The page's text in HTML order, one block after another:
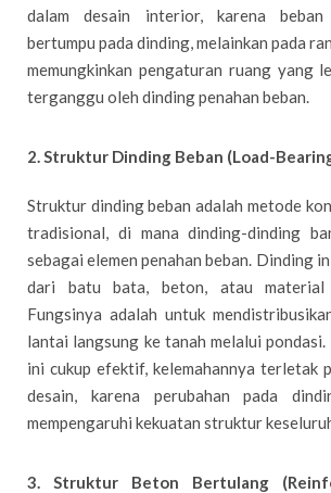
dalam desain interior, karena
bertumpu pada dinding, melainkan pada
memungkinkan pengaturan ruang yang
terganggu oleh dinding penahan beban.
2. Struktur Dinding Beban (Load-
Struktur dinding beban adalah metode
tradisional, di mana dinding-dinding
sebagai elemen penahan beban. Dinding
dari batu bata, beton, atau
Fungsinya adalah untuk
lantai langsung ke tanah melalui
ini cukup efektif, kelemahannya terletak
desain, karena perubahan pada
mempengaruhi kekuatan struktur
3. Struktur Beton Bertulang